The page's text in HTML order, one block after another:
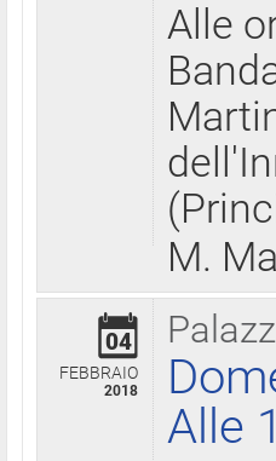
Alle
M.
04
FEBBRAIO
2018
Alle